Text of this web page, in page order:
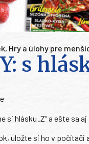
, Hry a úlohy pre
s
hlásku „Z“ a ešte sa
uložte si ho v